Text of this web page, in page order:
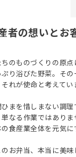
者の想いとお
ちのものづくりの原
ぷり浴びた野菜。そ
それが使命と考えてい
ひまを惜しまない調
単なる作業ではあり
の食産業全体を元気
のお弁当、本当に美